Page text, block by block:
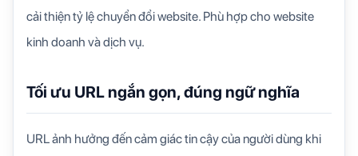
cải thiện tỷ lệ chuyển đổi website. Phù hợp cho website
kinh doanh và dịch vụ.
Tối ưu URL ngắn gọn, đúng ngữ nghĩa
URL ảnh hưởng đến cảm giác tin cậy của người dùng khi